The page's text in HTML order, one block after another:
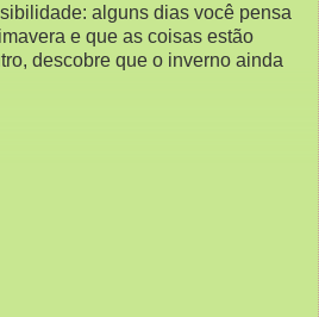
alguns dias você pensa
e que as coisas estão
descobre que o inverno ainda